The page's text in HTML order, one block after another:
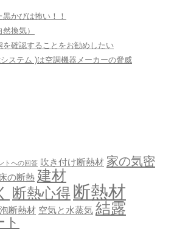
かびは怖い！！
換気）
確認することをお勧めしたい
ステム )は空調機器メーカーの脅威
トへの回答 吹き付け断熱材 家の気密
床の断熱 建材
断熱心得 断熱材
断熱材 空気と水蒸気 結露
ト